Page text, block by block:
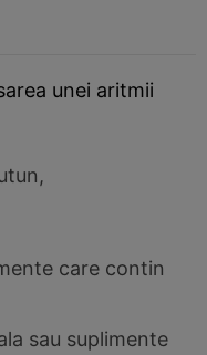
unei aritmii
care contin
sau suplimente